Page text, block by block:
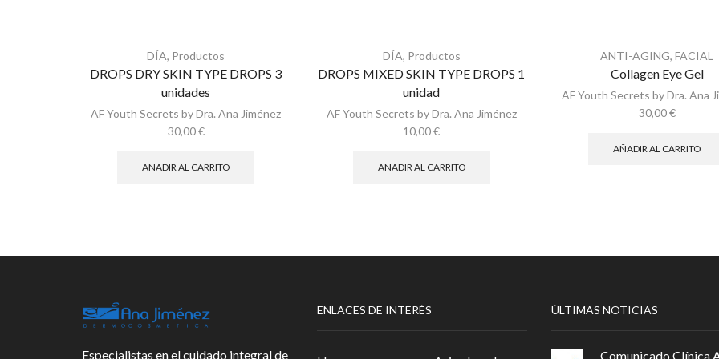
DÍA, Productos
DROPS DRY SKIN TYPE DROPS 3
unidades
AF Youth Secrets by Dra. Ana Jiménez
30,00€
AÑADIR AL CARRITO
DÍA, Productos
DROPS MIXED SKIN TYPE DROPS 1
unidad
AF Youth Secrets by Dra. Ana Jiménez
10,00€
AÑADIR AL CARRITO
ANTI-AGING,FACIAL
Collagen Eye Gel
AF Youth Secrets by Dra. Ana
30,00€
AÑADIR AL CARRITO
Especialistas en el cuidado integral de
ENLACES DE INTERÉS ÚLTIMAS NOTICIAS
Comunicado Clínica